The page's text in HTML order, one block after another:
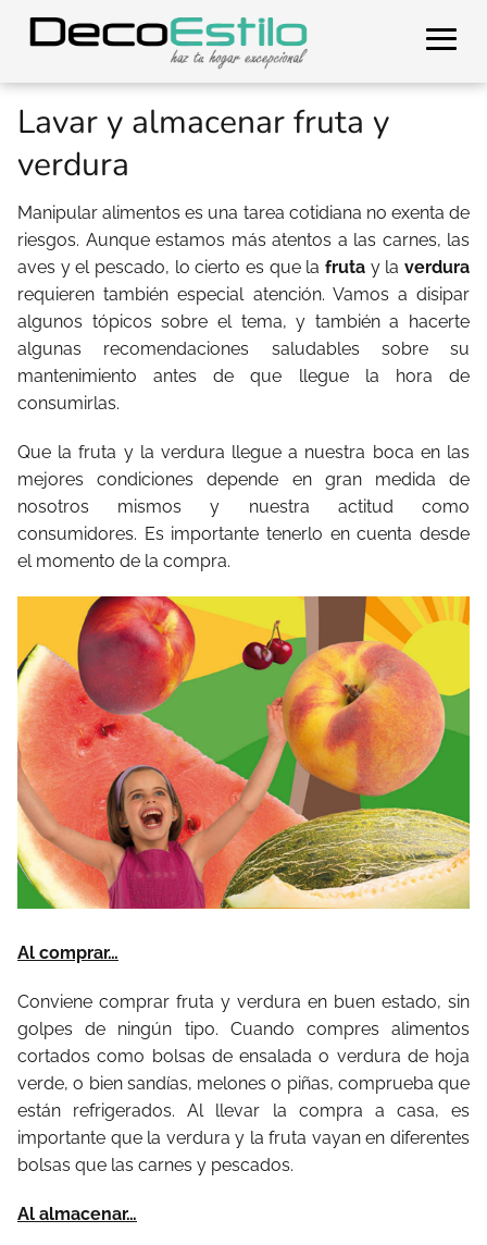
Lavar y almacenar fruta y
verdura
Manipular alimentos es una tarea cotidiana no exenta de
riesgos. Aunque estamos más atentos a las carnes, las
aves y el pescado, lo cierto es que la fruta y la verdura
requieren también especial atención. Vamos a disipar
algunos tópicos sobre el tema, y también a hacerte
algunas recomendaciones saludables sobre su
mantenimiento antes de que llegue la hora de
consumirlas.
Que la fruta y la verdura llegue a nuestra boca en las
mejores condiciones depende en gran medida de
nosotros mismos y nuestra actitud como
consumidores. Es importante tenerlo en cuenta desde
el momento de la compra.
Al comprar…
Conviene comprar fruta y verdura en buen estado, sin
golpes de ningún tipo. Cuando compres alimentos
cortados como bolsas de ensalada o verdura de hoja
verde, o bien sandías, melones o piñas, comprueba que
están refrigerados. Al llevar la compra a casa, es
importante que la verdura y la fruta vayan en diferentes
bolsas que las carnes y pescados.
Al almacenar…